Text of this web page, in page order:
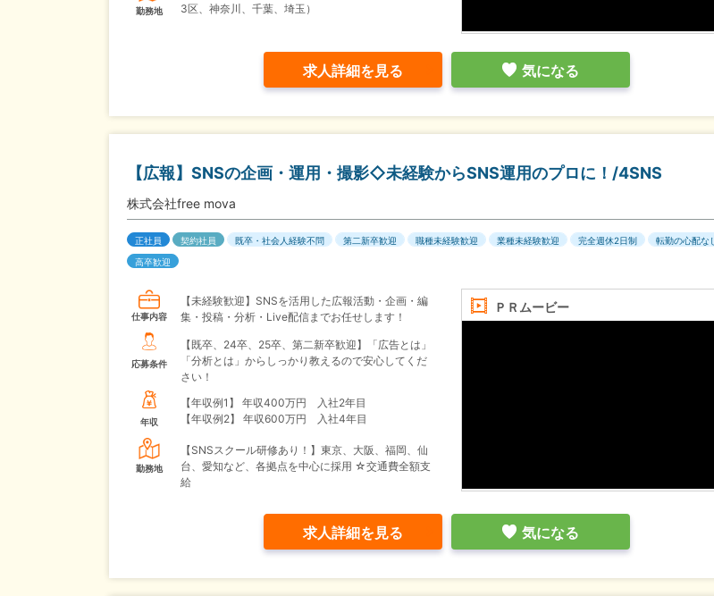
勤務地
3区、神奈川、千葉、埼玉）
求人詳細を見る 気になる
【広報】SNSの企画・運用・撮影◇未経験からSNS運用のプロに！/4SNS
株式会社free mova
正社員 契約社員 既卒・社会人経験不問 第二新卒歓迎 職種未経験歓迎 業種未経験歓迎 完全週休2日制
転勤の心配なし
高卒歓迎
ＰＲムービー
仕事内容
【未経験歓迎】SNSを活用した広報活動・企画・編
集・投稿・分析・Live配信までお任せします！
応募条件
【既卒、24卒、25卒、第二新卒歓迎】「広告とは」
「分析とは」からしっかり教えるので安心してくだ
さい！
年収
【年収例1】
年収400万円 入社2年目
【年収例2】
年収600万円 入社4年目
勤務地
【SNSスクール研修あり！】東京、大阪、福岡、仙
台、愛知など、各拠点を中心に採用 ☆交通費全額支
給
求人詳細を見る 気になる